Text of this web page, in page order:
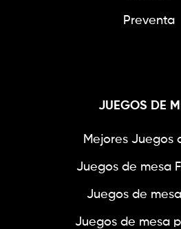
Preventa
JUEGOS DE
Mejores Juegos
Juegos de mesa
Juegos de
Juegos de mesa